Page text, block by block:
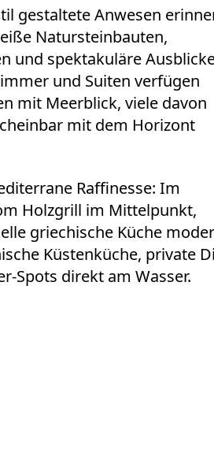
gestaltete Anwesen
Natursteinbauten,
und spektakuläre
und Suiten verfügen
mit Meerblick, viele davon
mit dem Horizont
Raffinesse: Im
Holzgrill im Mittelpunkt,
griechische Küche
Küstenküche, private
Spots direkt am Wasser.